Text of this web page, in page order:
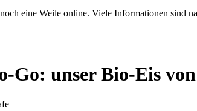
eine Weile online. Viele Informationen sind
Go: unser Bio-Eis